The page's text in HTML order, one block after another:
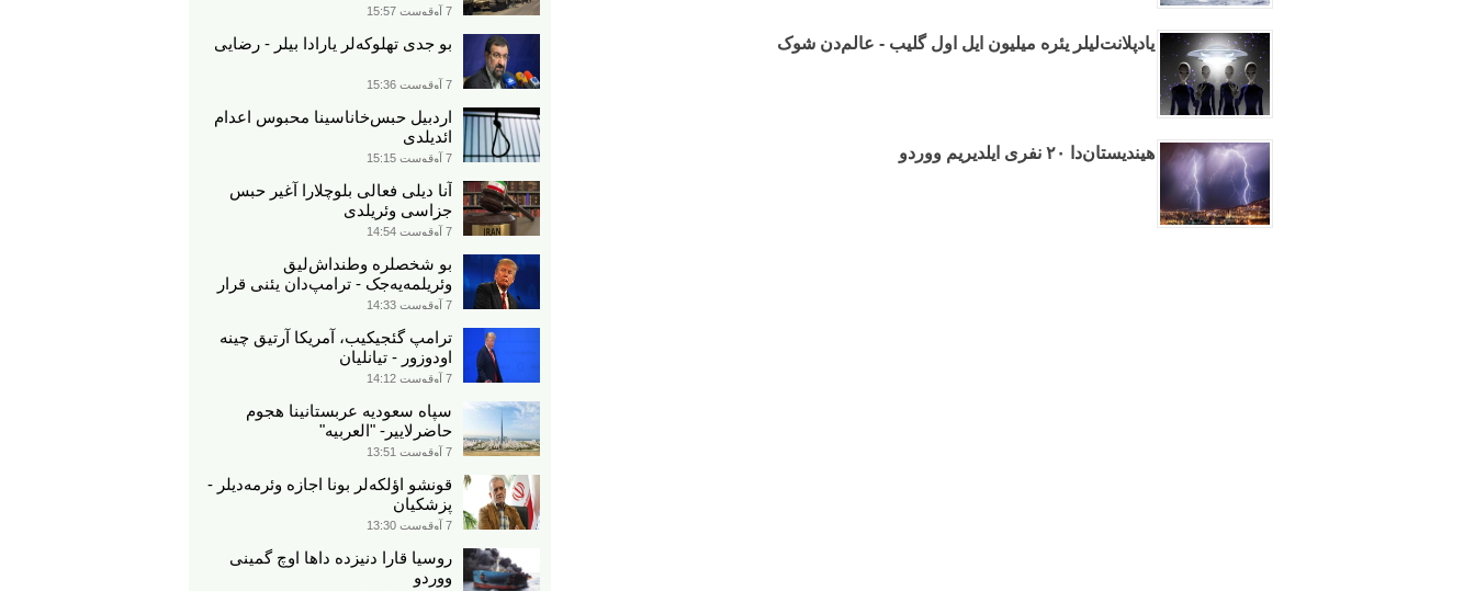
یادپلانت‌لیلر یئره میلیون ایل اول گلیب - عالم‌دن شوک
هیندیستان‌دا ۲۰ نفری ایلدیریم ووردو
7 آوقوست 15:57
بو جدی تهلوکه‌لر یارادا بیلر - رضایی
7 آوقوست 15:36
اردبیل حبس‌خاناسینا محبوس اعدام
ائدیلدی
7 آوقوست 15:15
آنا دیلی فعالی بلوچلارا آغیر حبس
جزاسی وئریلدی
7 آوقوست 14:54
بو شخصلره وطنداش‌لیق
وئریلمه‌یه‌جک - ترامپ‌دان یئنی قرار
7 آوقوست 14:33
ترامپ گئجیکیب، آمریکا آرتیق چینه
اودوزور - تیانلیان
7 آوقوست 14:12
سپاه سعودیه عربستانینا هجوم
حاضرلاییر- "العربیه"
7 آوقوست 13:51
قونشو اؤلکه‌لر بونا اجازه وئرمه‌دیلر -
پزشکیان
7 آوقوست 13:30
روسیا قارا دنیزده داها اوچ گمینی
ووردو